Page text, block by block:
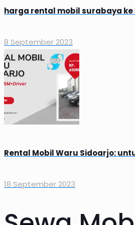
harga rental mobil surabaya
8 September 2023
Rental Mobil Waru Sidoarjo:
18 September 2023